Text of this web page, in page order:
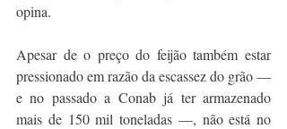
opina.
Apesar de o preço do feijão também estar
pressionado em razão da escassez do grão —
e no passado a Conab já ter armazenado
mais de 150 mil toneladas —, não está no